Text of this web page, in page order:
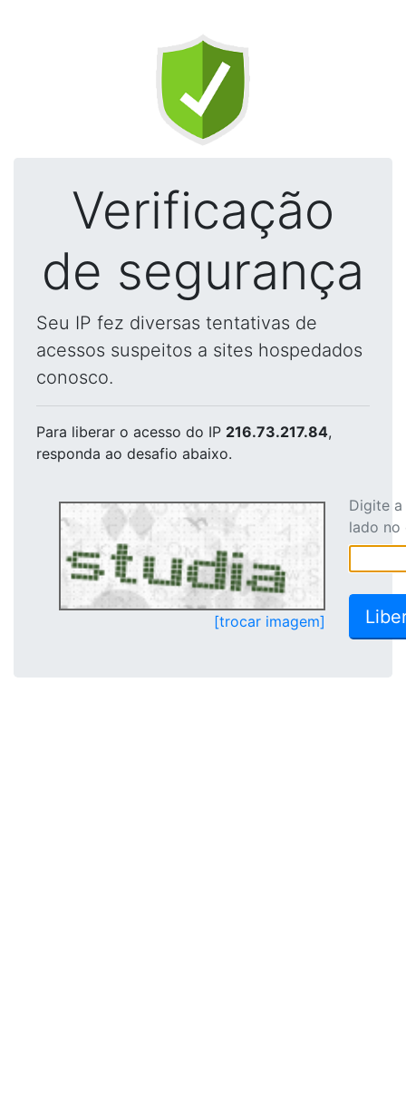
Verificação
de segurança
Seu IP fez diversas tentativas de
acessos suspeitos a sites hospedados
conosco.
Para liberar o acesso do IP 216.73.217.84,
responda ao desafio abaixo.
[trocar imagem]
Digite
lado no